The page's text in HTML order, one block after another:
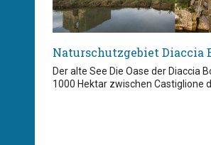
Naturschutzgebiet Diaccia
Der alte See Die Oase der Diaccia
1000 Hektar zwischen Castiglione